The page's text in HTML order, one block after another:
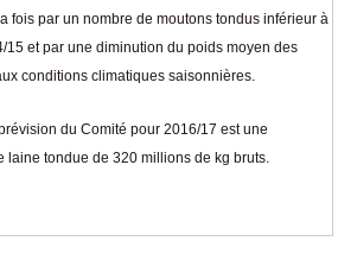
fois par un nombre de moutons tondus inférieur à
15 et par une diminution du poids moyen des
conditions climatiques saisonnières.
du Comité pour 2016/17 est une
laine tondue de 320 millions de kg bruts.